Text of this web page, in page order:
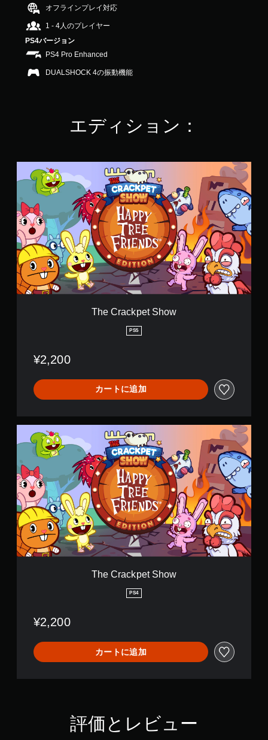
階
の
4
2
オフラインプレイ対応
1 - 4人のプレイヤー
PS4バージョン
PS4 Pro Enhanced
DUALSHOCK 4の振動機能
エディション：
h
C
r
a
c
k
p
e
t
S
h
The Crackpet Show
PS5
¥2,200
カートに追加
C
r
a
c
k
p
e
t
S
h
The Crackpet Show
PS4
¥2,200
カートに追加
評価とレビュー